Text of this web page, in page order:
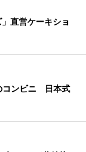
直営ケーキショ
コンビニ 日本式